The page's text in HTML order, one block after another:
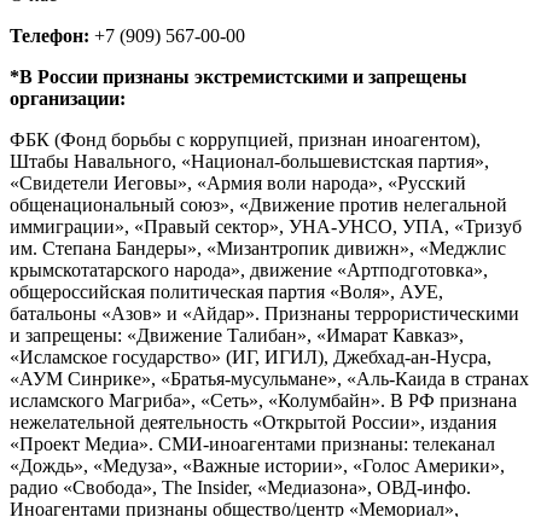
Телефон: +7 (909) 567-00-00
*В России признаны экстремистскими и запрещены
организации:
ФБК (Фонд борьбы с коррупцией, признан иноагентом),
Штабы Навального, «Национал-большевистская партия»,
«Свидетели Иеговы», «Армия воли народа», «Русский
общенациональный союз», «Движение против нелегальной
иммиграции», «Правый сектор», УНА-УНСО, УПА, «Тризуб
им. Степана Бандеры», «Мизантропик дивижн», «Меджлис
крымскотатарского народа», движение «Артподготовка»,
общероссийская политическая партия «Воля», АУЕ,
батальоны «Азов» и «Айдар». Признаны террористическими
и запрещены: «Движение Талибан», «Имарат Кавказ»,
«Исламское государство» (ИГ, ИГИЛ), Джебхад-ан-Нусра,
«АУМ Синрике», «Братья-мусульмане», «Аль-Каида в странах
исламского Магриба», «Сеть», «Колумбайн». В РФ признана
нежелательной деятельность «Открытой России», издания
«Проект Медиа». СМИ-иноагентами признаны: телеканал
«Дождь», «Медуза», «Важные истории», «Голос Америки»,
радио «Свобода», The Insider, «Медиазона», ОВД-инфо.
Иноагентами признаны общество/центр «Мемориал»,